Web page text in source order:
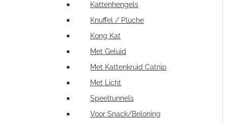
Kattenhengels
Knuffel / Pluche
Kong Kat
Met Geluid
Met Kattenkruid Catnip
Met Licht
Speeltunnels
Voor Snack/Beloning